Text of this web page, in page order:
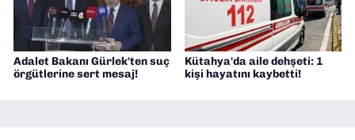
Adalet Bakanı Gürlek'ten suç
örgütlerine sert mesaj!
Kütahya'da aile dehşeti: 1
kişi hayatını kaybetti!